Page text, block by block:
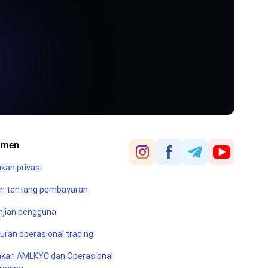
privasi
tentang pembayaran
pengguna
operasional trading
AMLKYC dan Operasional